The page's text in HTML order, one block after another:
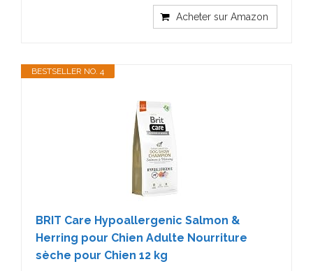
Acheter sur Amazon
BESTSELLER NO. 4
BRIT Care Hypoallergenic Salmon &
Herring pour Chien Adulte Nourriture
sèche pour Chien 12 kg